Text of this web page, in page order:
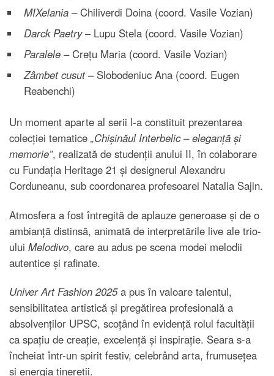
MIXelania – Chiliverdi Doina (coord. Vasile Vozian)
Darck Paetry– Lupu Stela (coord. Vasile Vozian)
Paralele – Crețu Maria (coord. Vasile Vozian)
Zâmbet cusut– Slobodeniuc Ana (coord. Eugen
Reabenchi)
Un moment aparte al serii l-a constituit prezentarea
colecției tematice „Chișinăul Interbelic – eleganță și
memorie”, realizată de studenții anului II, în colaborare
cu Fundația Heritage 21 și designerul Alexandru
Corduneanu, sub coordonarea profesoarei Natalia Sajin.
Atmosfera a fost întregită de aplauze generoase și de o
ambianță distinsă, animată de interpretările live ale trio-
ului Melodivo, care au adus pe scena modei melodii
autentice și rafinate.
Univer Art Fashion 2025a pus în valoare talentul,
sensibilitatea artistică și pregătirea profesională a
absolvenților UPSC, scoțând în evidență rolul facultății
ca spațiu de creație, excelență și inspirație. Seara s-a
încheiat într-un spirit festiv, celebrând arta, frumusețea
și energia tinereții.